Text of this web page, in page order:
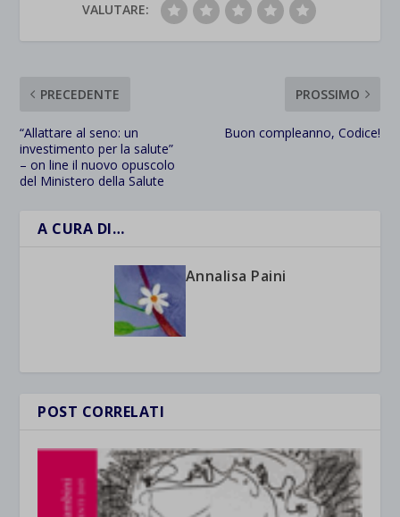
VALUTARE:
PRECEDENTE
“Allattare al seno: un
investimento per la salute”
– on line il nuovo opuscolo
del Ministero della Salute
PROSSIMO
Buon compleanno, Codice!
A CURA DI…
Annalisa Paini
POST CORRELATI